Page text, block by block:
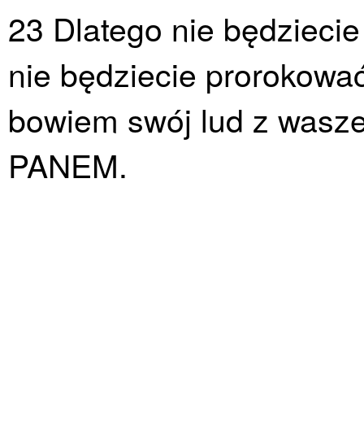
23 Dlatego nie
nie będziecie
bowiem swój lud z
PANEM.